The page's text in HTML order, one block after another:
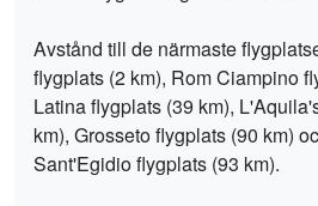
Avstånd till de närmaste
flygplats (2 km), Rom Ciampino
Latina flygplats (39 km),
km), Grosseto flygplats (90 km)
Sant'Egidio flygplats (93 km).